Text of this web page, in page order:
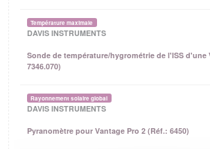
Température maximale
DAVIS INSTRUMENTS
Sonde de température/hygrométrie de l'ISS d'une
7346.070)
Rayonnement solaire global
DAVIS INSTRUMENTS
Pyranomètre pour Vantage Pro 2 (Réf.: 6450)